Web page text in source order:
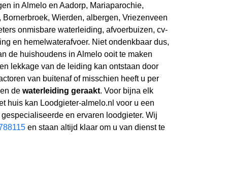
in Almelo en Aadorp, Mariaparochie,
Wierden, albergen, Vriezenveen
onmisbare waterleiding, afvoerbuizen, cv-
en hemelwaterafvoer. Niet ondenkbaar dus,
de huishoudens in Almelo ooit te maken
lekkage van de leiding kan ontstaan door
van buitenaf of misschien heeft u per
de waterleiding geraakt. Voor bijna elk
huis kan Loodgieter-almelo.nl voor u een
en ervaren loodgieter. Wij
en staan altijd klaar om u van dienst te